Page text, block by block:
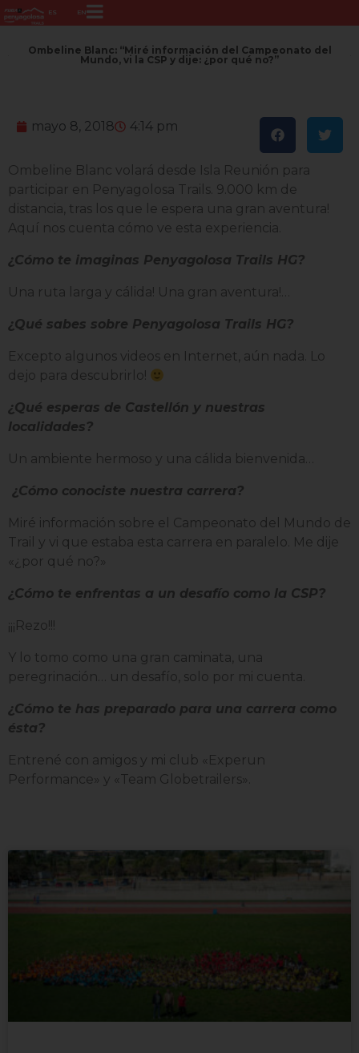
ES EN
Ombeline Blanc: “Miré información del Campeonato del
Mundo, vi la CSP y dije: ¿por qué no?”
mayo 8, 2018 4:14 pm
Ombeline Blanc volará desde Isla Reunión para
participar en Penyagolosa Trails. 9.000 km de
distancia, tras los que le espera una gran aventura!
Aquí nos cuenta cómo ve esta experiencia.
¿Cómo te imaginas Penyagolosa Trails HG?
Una ruta larga y cálida! Una gran aventura!…
¿Qué sabes sobre Penyagolosa Trails HG?
Excepto algunos videos en Internet, aún nada. Lo
dejo para descubrirlo!
¿Qué esperas de Castellón y nuestras
localidades?
Un ambiente hermoso y una cálida bienvenida…
¿Cómo conociste nuestra carrera?
Miré información sobre el Campeonato del Mundo de
Trail y vi que estaba esta carrera en paralelo. Me dije
«¿por qué no?»
¿Cómo te enfrentas a un desafío como la CSP?
¡¡¡Rezo!!!
Y lo tomo como una gran caminata, una
peregrinación… un desafío, solo por mi cuenta.
¿Cómo te has preparado para una carrera como
ésta?
Entrené con amigos y mi club «Experun
Performance» y «Team Globetrailers».